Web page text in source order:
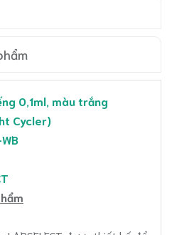
0,1ml, màu trắng
Cycler)